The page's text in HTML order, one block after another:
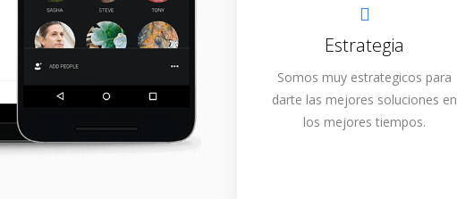
Estrategia
Somos muy estrategicos para
darte las mejores soluciones en
los mejores tiempos.